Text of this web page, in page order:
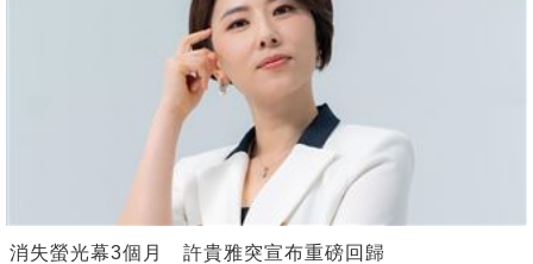
消失螢光幕3個月 許貴雅突宣布重磅回歸